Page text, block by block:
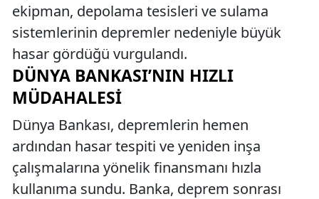
ekipman, depolama tesisleri ve sulama
sistemlerinin depremler nedeniyle büyük
hasar gördüğü vurgulandı.
DÜNYA BANKASI’NIN HIZLI
MÜDAHALESI
Dünya Bankası, depremlerin hemen
ardından hasar tespiti ve yeniden inşa
çalışmalarına yönelik finansmanı hızla
kullanıma sundu. Banka, deprem sonrası